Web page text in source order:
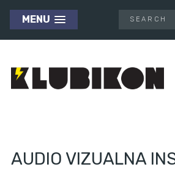
MENU
AUDIO VIZUALNA